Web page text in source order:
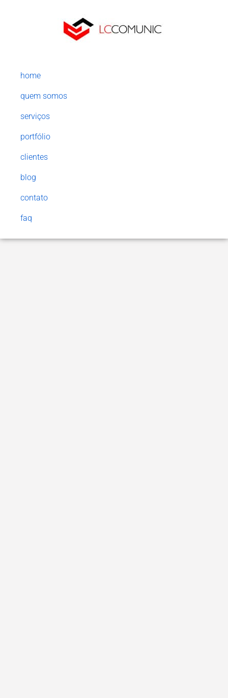
home
quem somos
serviços
portfólio
clientes
blog
contato
faq